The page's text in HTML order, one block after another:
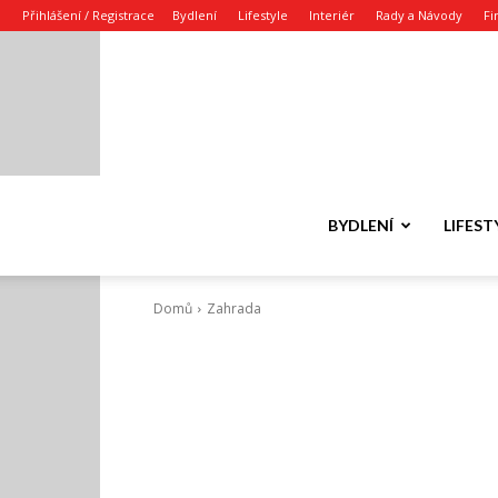
Přihlášení / Registrace Bydlení Lifestyle Interiér Rady a Návody
BYDLENÍ
Domů Zahrada